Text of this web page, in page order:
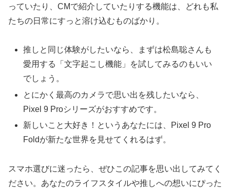
っていたり、CMで紹介していたりする機能は、どれも私
たちの日常にすっと溶け込むものばかり。
推しと同じ体験がしたいなら、まずは松島聡さんも
愛用する「文字起こし機能」を試してみるのもいい
でしょう。
とにかく最高のカメラで思い出を残したいなら、
Pixel 9 Proシリーズがおすすめです。
新しいこと大好き！というあなたには、Pixel 9 Pro
Foldが新たな世界を見せてくれるはず。
スマホ選びに迷ったら、ぜひこの記事を思い出してみてく
ださい。あなたのライフスタイルや推しへの想いにぴった